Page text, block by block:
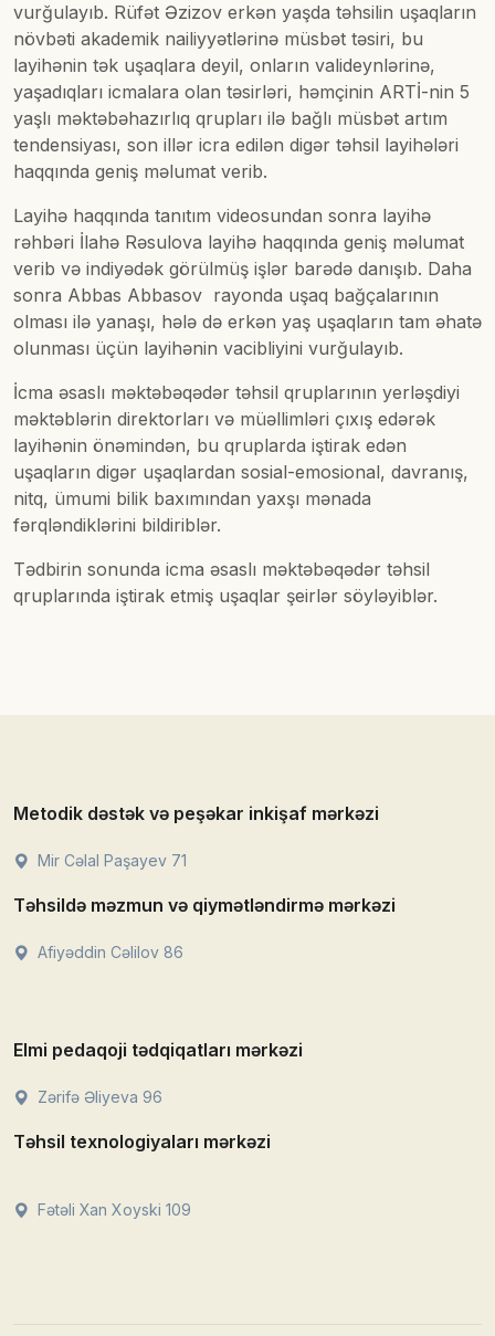
vurğulayıb. Rüfət Əzizov erkən yaşda təhsilin uşaqların
növbəti akademik nailiyyətlərinə müsbət təsiri, bu
layihənin tək uşaqlara deyil, onların valideynlərinə,
yaşadıqları icmalara olan təsirləri, həmçinin ARTİ-nin 5
yaşlı məktəbəhazırlıq qrupları ilə bağlı müsbət artım
tendensiyası, son illər icra edilən digər təhsil layihələri
haqqında geniş məlumat verib.
Layihə haqqında tanıtım videosundan sonra layihə
rəhbəri İlahə Rəsulova layihə haqqında geniş məlumat
verib və indiyədək görülmüş işlər barədə danışıb. Daha
sonra Abbas Abbasov rayonda uşaq bağçalarının
olması ilə yanaşı, hələ də erkən yaş uşaqların tam əhatə
olunması üçün layihənin vacibliyini vurğulayıb.
İcma əsaslı məktəbəqədər təhsil qruplarının yerləşdiyi
məktəblərin direktorları və müəllimləri çıxış edərək
layihənin önəmindən, bu qruplarda iştirak edən
uşaqların digər uşaqlardan sosial-emosional, davranış,
nitq, ümumi bilik baxımından yaxşı mənada
fərqləndiklərini bildiriblər.
Tədbirin sonunda icma əsaslı məktəbəqədər təhsil
qruplarında iştirak etmiş uşaqlar şeirlər söyləyiblər.
Metodik dəstək və peşəkar inkişaf mərkəzi
Mir Cəlal Paşayev 71
Təhsildə məzmun və qiymətləndirmə mərkəzi
Afiyəddin Cəlilov 86
Elmi pedaqoji tədqiqatları mərkəzi
Zərifə Əliyeva 96
Təhsil texnologiyaları mərkəzi
Fətəli Xan Xoyski 109